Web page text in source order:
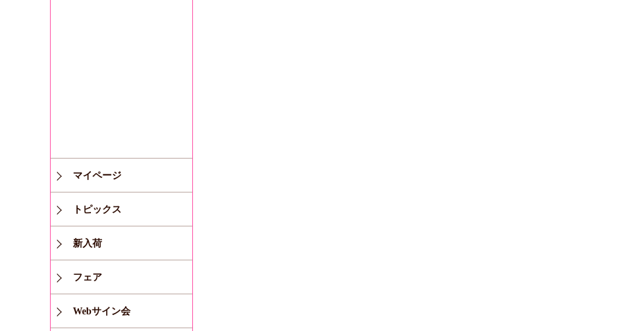
マイページ
トピックス
新入荷
フェア
Webサイン会